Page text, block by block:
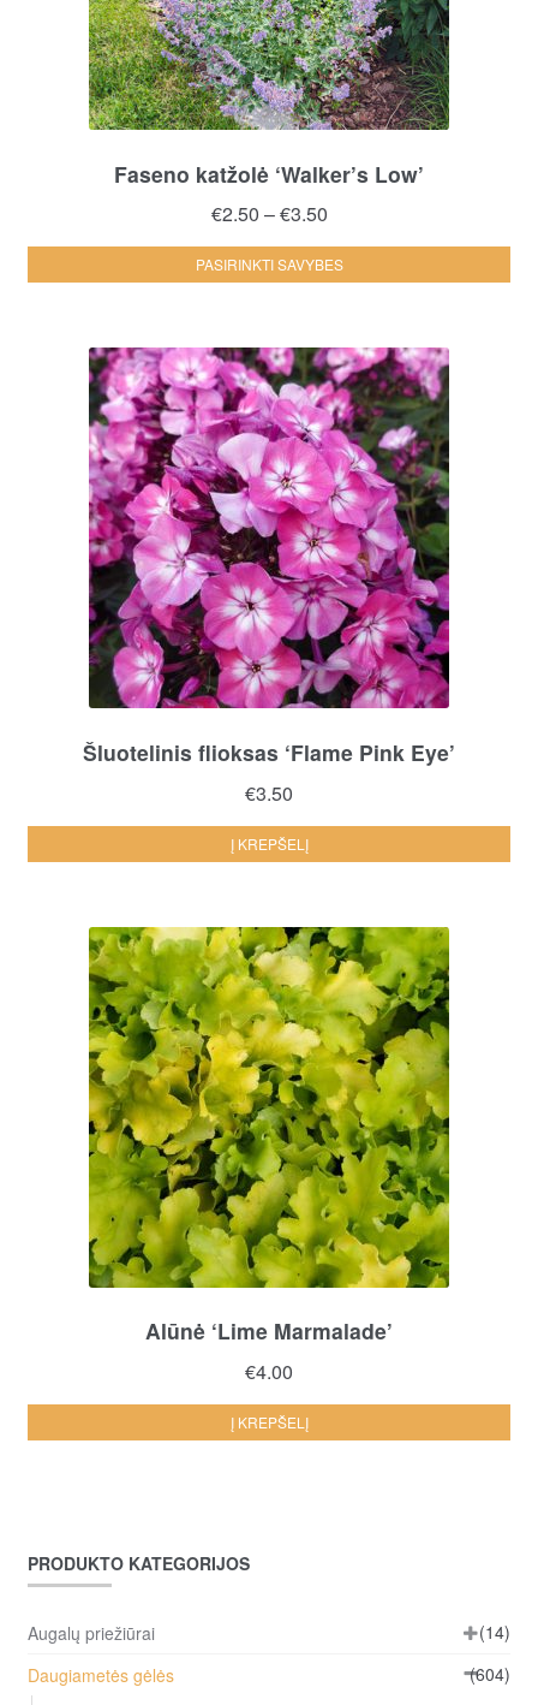
Faseno katžolė ‘Walker’s Low’
€2.50 –€3.50Price
range:
€2.50
PASIRINKTI SAVYBES
Šluotelinis flioksas ‘Flame Pink Eye’
€3.50
Į KREPŠELĮ
Alūnė ‘Lime Marmalade’
€4.00
Į KREPŠELĮ
PRODUKTO KATEGORIJOS
Augalų priežiūrai
(14)
Daugiametės gėlės
(604)